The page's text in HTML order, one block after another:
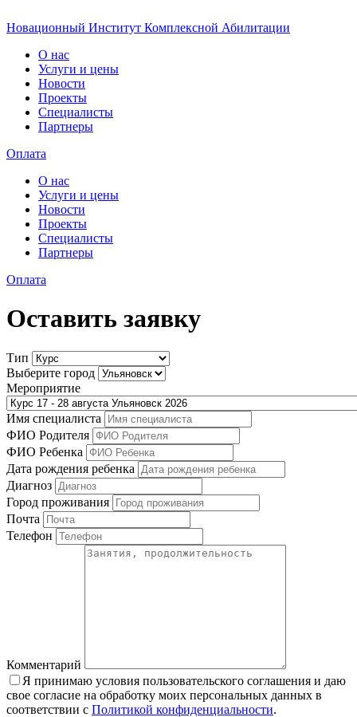
Новационный Институт Комплексной Абилитации
О нас
Услуги и цены
Новости
Проекты
Специалисты
Партнеры
Оплата
О нас
Услуги и цены
Новости
Проекты
Специалисты
Партнеры
Оплата
Оставить заявку
Тип
Выберите город
Мероприятие
Имя специалиста
ФИО Родителя
ФИО Ребенка
Дата рождения ребенка
Диагноз
Город проживания
Почта
Телефон
Комментарий
Я принимаю условия пользовательского соглашения и даю
свое согласие на обработку моих персональных данных в
соответствии с Политикой конфиденциальности.